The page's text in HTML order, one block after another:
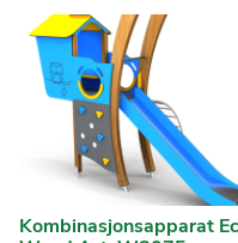
Kombinasjonsapparat